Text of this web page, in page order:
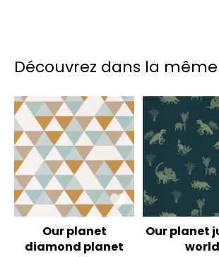
Découvrez dans la
Our planet
diamond planet
Our planet
world